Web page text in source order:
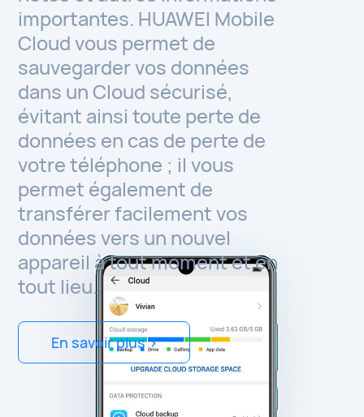
importantes. HUAWEI Mobile
Cloud vous permet de
sauvegarder vos données
dans un Cloud sécurisé,
évitant ainsi toute perte de
données en cas de perte de
votre téléphone ; il vous
permet également de
transférer facilement vos
données vers un nouvel
appareil à tout moment et en
tout lieu.
En savoir plus >